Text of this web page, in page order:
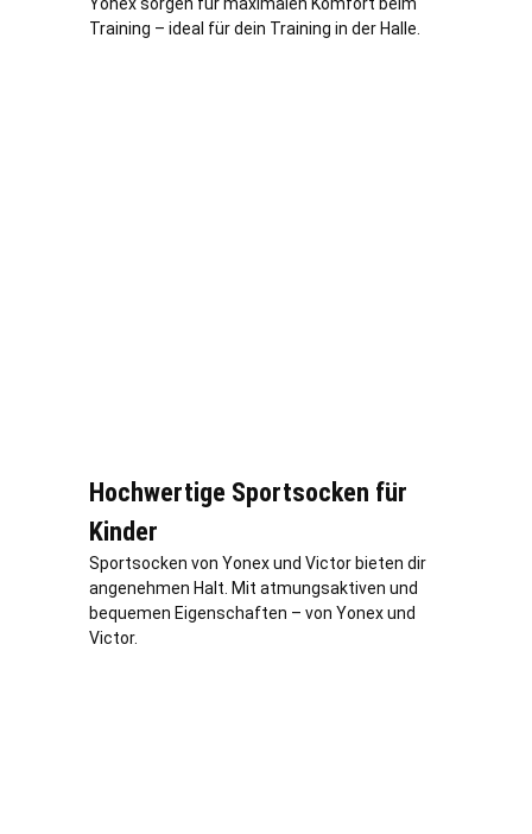
Training – ideal für dein Training in der Halle.
Hochwertige Sportsocken für
Kinder
Sportsocken von Yonex und Victor bieten dir
angenehmen Halt. Mit atmungsaktiven und
bequemen Eigenschaften – von Yonex und
Victor.